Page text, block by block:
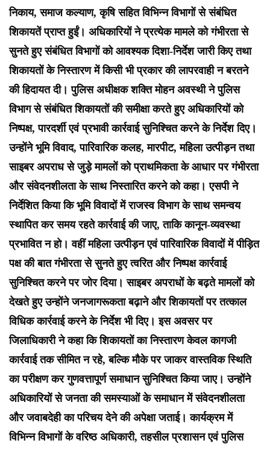
निकाय, समाज कल्याण, कृषि सहित विभिन्न विभागों से संबंधित
शिकायतें प्राप्त हुईं। अधिकारियों ने प्रत्येक मामले को गंभीरता से
सुनते हुए संबंधित विभागों को आवश्यक दिशा-निर्देश जारी किए तथा
शिकायतों के निस्तारण में किसी भी प्रकार की लापरवाही न बरतने
की हिदायत दी। पुलिस अधीक्षक शक्ति मोहन अवस्थी ने पुलिस
विभाग से संबंधित शिकायतों की समीक्षा करते हुए अधिकारियों को
निष्पक्ष, पारदर्शी एवं प्रभावी कार्रवाई सुनिश्चित करने के निर्देश दिए।
उन्होंने भूमि विवाद, पारिवारिक कलह, मारपीट, महिला उत्पीड़न तथा
साइबर अपराध से जुड़े मामलों को प्राथमिकता के आधार पर गंभीरता
और संवेदनशीलता के साथ निस्तारित करने को कहा। एसपी ने
निर्देशित किया कि भूमि विवादों में राजस्व विभाग के साथ समन्वय
स्थापित कर समय रहते कार्रवाई की जाए, ताकि कानून-व्यवस्था
प्रभावित न हो। वहीं महिला उत्पीड़न एवं पारिवारिक विवादों में पीड़ित
पक्ष की बात गंभीरता से सुनते हुए त्वरित और निष्पक्ष कार्रवाई
सुनिश्चित करने पर जोर दिया। साइबर अपराधों के बढ़ते मामलों को
देखते हुए उन्होंने जनजागरूकता बढ़ाने और शिकायतों पर तत्काल
विधिक कार्रवाई करने के निर्देश भी दिए। इस अवसर पर
जिलाधिकारी ने कहा कि शिकायतों का निस्तारण केवल कागजी
कार्रवाई तक सीमित न रहे, बल्कि मौके पर जाकर वास्तविक स्थिति
का परीक्षण कर गुणवत्तापूर्ण समाधान सुनिश्चित किया जाए। उन्होंने
अधिकारियों से जनता की समस्याओं के समाधान में संवेदनशीलता
और जवाबदेही का परिचय देने की अपेक्षा जताई। कार्यक्रम में
विभिन्न विभागों के वरिष्ठ अधिकारी, तहसील प्रशासन एवं पुलिस